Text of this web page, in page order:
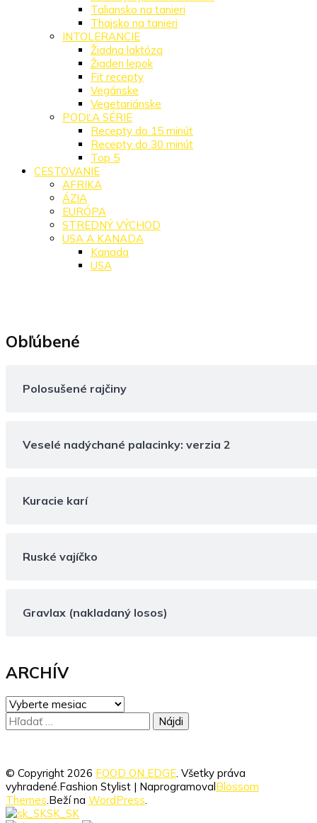
Taliansko na tanieri
Thajsko na tanieri
INTOLERANCIE
Žiadna laktóza
Žiaden lepok
Fit recepty
Vegánske
Vegetariánske
PODĽA SÉRIE
Recepty do 15 minút
Recepty do 30 minút
Top 5
CESTOVANIE
AFRIKA
ÁZIA
EURÓPA
STREDNÝ VÝCHOD
USA A KANADA
Kanada
USA
Obľúbené
Polosušené rajčiny
Veselé nadýchané palacinky: verzia 2
Kuracie karí
Ruské vajíčko
Gravlax (nakladaný losos)
ARCHÍV
ARCHÍV
Hľadať:
© Copyright 2026 FOOD ON EDGE . Všetky práva
vyhradené. Fashion Stylist | NaprogramovalBlossom
Themes .Beží na WordPress
SK_SK